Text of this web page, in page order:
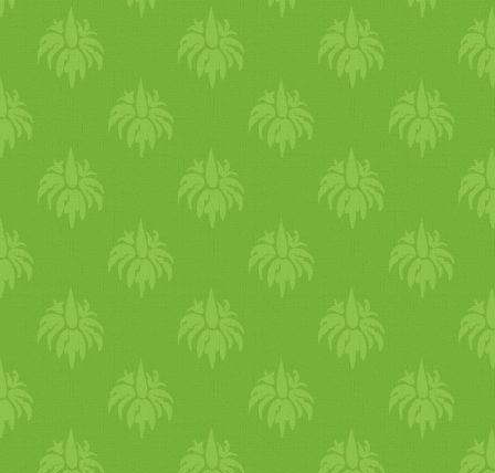
közül az édeskömény
édeskömény olaj remekül
párologtathatunk
borsmenta
citromfű,gyömbérilló olaj
1 teáskanál bázisolaj
ba
levendulaés kamillailló olaj
megegyező irányban
gyomor szájat. Majd